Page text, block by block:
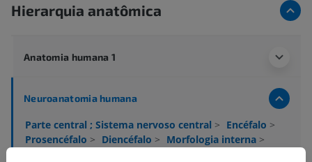
Hierarquia anatômica
Anatomia humana 1
Neuroanatomia humana
Parte central ; Sistema nervoso central > Encéfalo >
Prosencéfalo > Diencéfalo > Morfologia interna >